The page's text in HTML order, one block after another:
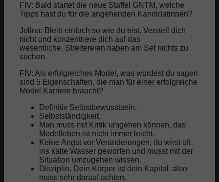
FIV: Bald startet die neue Staffel GNTM, welche
Tipps hast du für die angehenden Kandidatinnen?
Jolina: Bleib einfach so wie du bist.Verstell dich
nicht und konzentriere dich auf das
wesentliche. Streitereien haben am Set nichts zu
suchen.
FIV: Als erfolgreiches Model, was würdest du sagen
sind 5 Eigenschaften, die man für einer erfolgreiche
Model Karriere braucht?
Definitiv Selbstbewusstsein.
Selbstständigkeit.
Man muss mit Kritik umgehen können, das
Modelleben ist nicht immer leicht.
Keine Angst vor Veränderungen, du wirst oft
ins kalte Wasser geworfen und musst mit der
Situation umzugehen wissen.
Disziplin. Dein Körper ist dein Kapital, also
muss sehr darauf achten.